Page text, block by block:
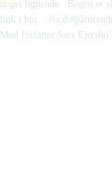
Mød forfatter Sara